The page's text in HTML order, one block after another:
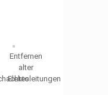
Entfernen
alter
Elektoleitungen